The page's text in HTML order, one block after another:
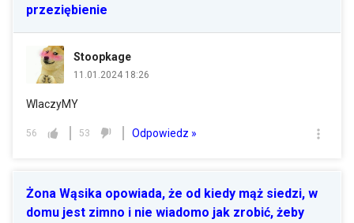
przeziębienie
Stoopkage
11.01.2024 18:26
WlaczyMY
56 53 Odpowiedz »
Żona Wąsika opowiada, że od kiedy mąż siedzi, w
domu jest zimno i nie wiadomo jak zrobić, żeby